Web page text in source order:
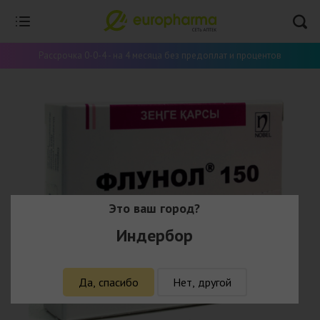
Рассрочка 0-0-4 - на 4 месяца без предоплат и процентов
Это ваш город?
Индербор
Да, спасибо Нет, другой